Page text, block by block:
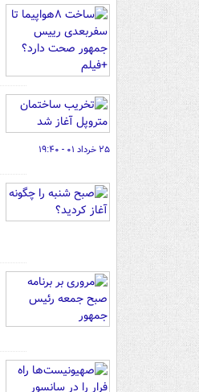
۲۵ خرداد ۰۱ - ۱۹:۴۰